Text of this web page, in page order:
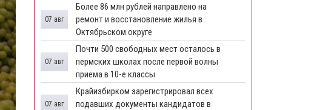
Более 86 млн рублей направлено на
ремонт и восстановление жилья в
Октябрьском округе
07 авг
Почти 500 свободных мест осталось в
пермских школах после первой волны
приема в 10-е классы
07 авг
Крайизбирком зарегистрировал всех
подавших документы кандидатов в
07 авг